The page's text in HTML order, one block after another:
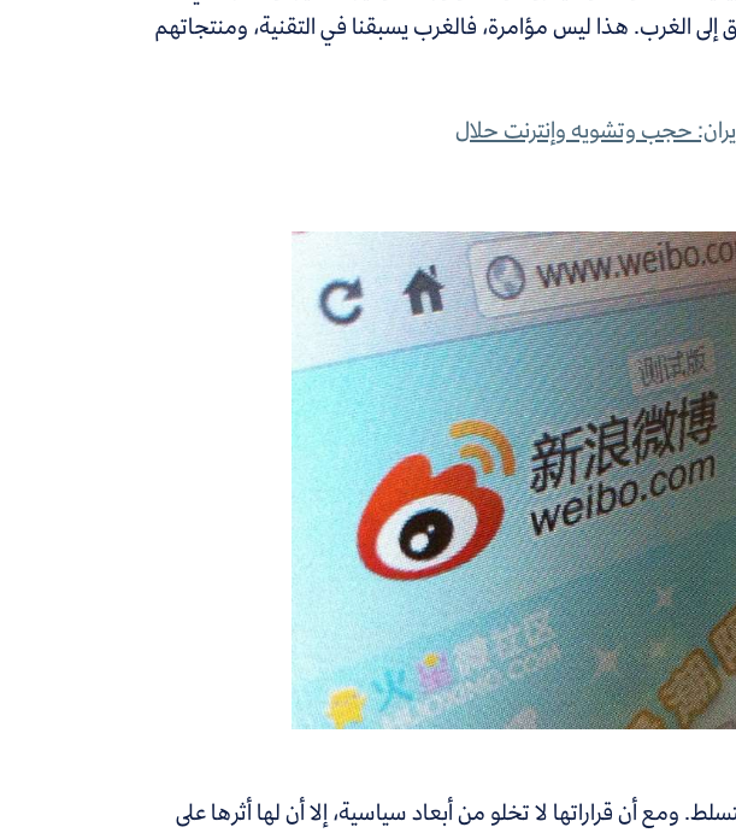
الغرب. هذا ليس مؤامرة، فالغرب يسبقنا في التقنية، ومنتجاتهم
حجب وتشويه وإنترنت حلال
ومع أن قراراتها لا تخلو من أبعاد سياسية، إلا أن لها أثرها على